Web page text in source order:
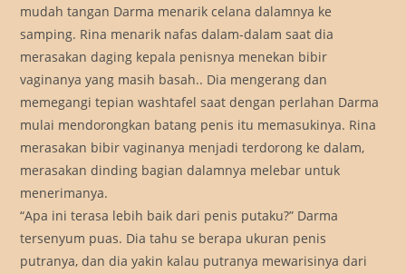
mudah tangan Darma menarik celana dalamnya ke
samping. Rina menarik nafas dalam-dalam saat dia
merasakan daging kepala penisnya menekan bibir
vaginanya yang masih basah.. Dia mengerang dan
memegangi tepian washtafel saat dengan perlahan Darma
mulai mendorongkan batang penis itu memasukinya. Rina
merasakan bibir vaginanya menjadi terdorong ke dalam,
merasakan dinding bagian dalamnya melebar untuk
menerimanya.
“Apa ini terasa lebih baik dari penis putaku?” Darma
tersenyum puas. Dia tahu se berapa ukuran penis
putranya, dan dia yakin kalau putranya mewarisinya dari